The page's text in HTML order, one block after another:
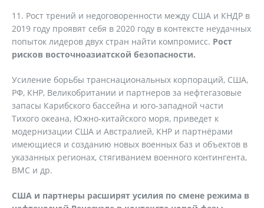
11. Рост трений и недоговоренности между США и КНДР в
2019 году проявят себя в 2020 году в контексте неудачных
попыток лидеров двух стран найти компромисс. Рост
рисков восточноазиатской безопасности.
Усиление борьбы транснациональных корпораций, США,
РФ, КНР, Великобритании и партнеров за нефтегазовые
запасы Карибского бассейна и юго-западной части
Тихого океана, Южно-китайского моря, приведет к
модернизации США и Австралией, КНР и партнёрами
имеющиеся и созданию новых военных баз и объектов в
указанных регионах, стягиванием военного контингента,
ВМС и др.
США и партнеры расширят усилия по смене режима в